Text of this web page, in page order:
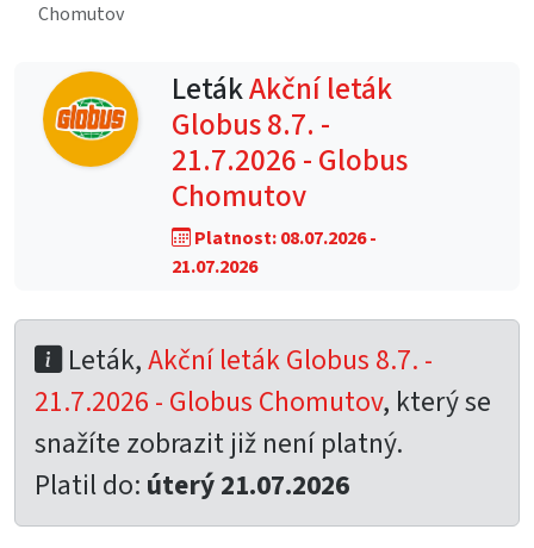
Chomutov
LetákAkční leták
Globus 8.7. -
21.7.2026 - Globus
Chomutov
Platnost: 08.07.2026 -
21.07.2026
Leták,Akční leták Globus 8.7. -
21.7.2026 - Globus Chomutov, který se
snažíte zobrazit již není platný.
Platil do: úterý 21.07.2026